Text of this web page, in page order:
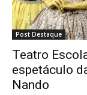
Post Destaque
Teatro
espetáculo
Nando